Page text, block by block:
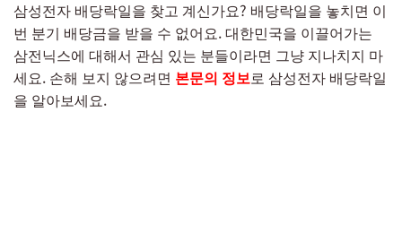
삼성전자 배당락일을 찾고 계신가요? 배당락일을 놓치면 이
번 분기 배당금을 받을 수 없어요. 대한민국을 이끌어가는
삼전닉스에 대해서 관심 있는 분들이라면 그냥 지나치지 마
세요. 손해 보지 않으려면 본문의 정보로 삼성전자 배당락일
을 알아보세요.